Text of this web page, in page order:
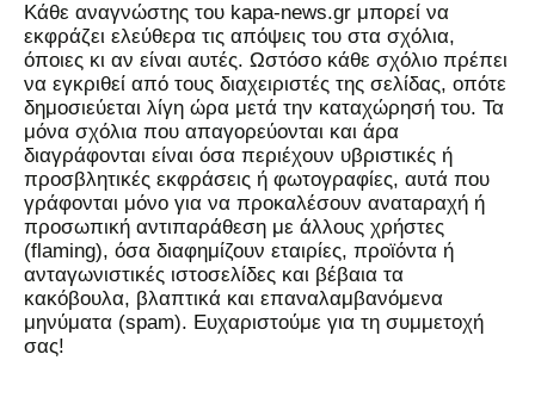
Kάθε αναγνώστης του kapa-news.gr μπορεί να
εκφράζει ελεύθερα τις απόψεις του στα σχόλια,
όποιες κι αν είναι αυτές. Ωστόσο κάθε σχόλιο πρέπει
να εγκριθεί από τους διαχειριστές της σελίδας, οπότε
δημοσιεύεται λίγη ώρα μετά την καταχώρησή του. Τα
μόνα σχόλια που απαγορεύονται και άρα
διαγράφονται είναι όσα περιέχουν υβριστικές ή
προσβλητικές εκφράσεις ή φωτογραφίες, αυτά που
γράφονται μόνο για να προκαλέσουν αναταραχή ή
προσωπική αντιπαράθεση με άλλους χρήστες
(flaming), όσα διαφημίζουν εταιρίες, προϊόντα ή
ανταγωνιστικές ιστοσελίδες και βέβαια τα
κακόβουλα, βλαπτικά και επαναλαμβανόμενα
μηνύματα (spam). Ευχαριστούμε για τη συμμετοχή
σας!